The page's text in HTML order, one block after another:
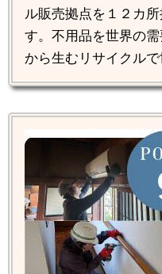
ル販売拠点を１２カ
す。不用品を世界の
から生むリサイクルで